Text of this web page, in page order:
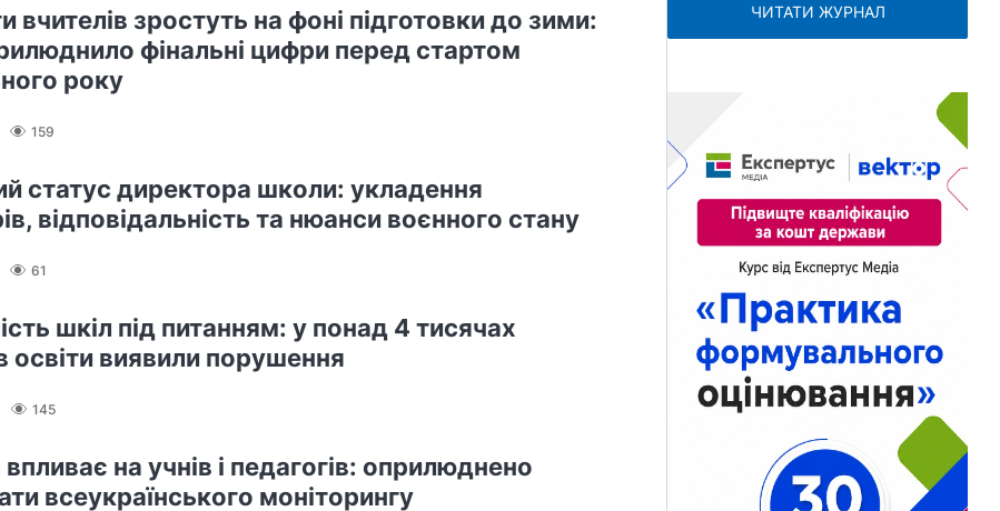
вчителів зростуть на фоні підготовки до зими:
фінальні цифри перед стартом
року
159
статус директора школи: укладення
відповідальність та нюанси воєнного стану
61
шкіл під питанням: у понад 4 тисячах
освіти виявили порушення
145
впливає на учнів і педагогів: оприлюднено
всеукраїнського моніторингу
ЧИТАТИ ЖУРНАЛ